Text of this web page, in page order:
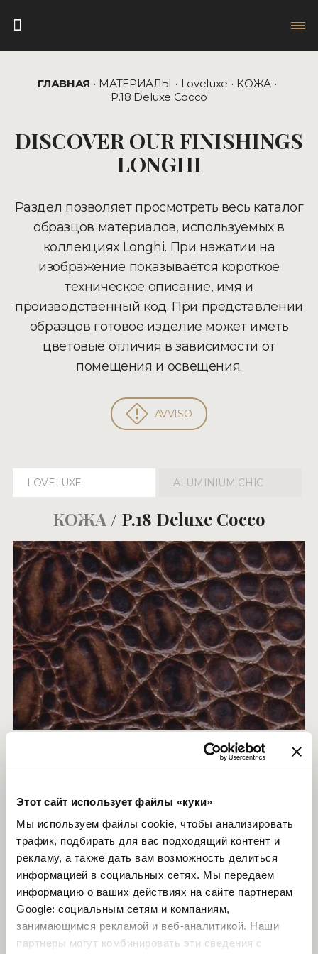
Этот сайт использует файлы «куки»
Мы используем файлы cookie, чтобы анализировать
трафик, подбирать для вас подходящий контент и
рекламу, а также дать вам возможность делиться
информацией в социальных сетях. Мы передаем
информацию о ваших действиях на сайте партнерам
Google: социальным сетям и компаниям,
занимающимся рекламой и веб-аналитикой. Наши
партнеры могут комбинировать эти сведения с
ГЛАВНАЯ МАТЕРИАЛЫ Loveluxe
КОЖА
P.18 Deluxe Cocco
DISCOVER OUR FINISHINGS
LONGHI
Раздел позволяет просмотреть весь каталог
образцов материалов, используемых в
коллекциях Longhi. При нажатии на
изображение показывается короткое
техническое описание, имя и
производственный код. При представлении
образцов готовое изделие может иметь
цветовые отличия в зависимости от
помещения и освещения.
AVVISO
LOVELUXE ALUMINIUM CHIC
КОЖА / P.18 Deluxe Cocco
P.18 DELUXE COCCO 748